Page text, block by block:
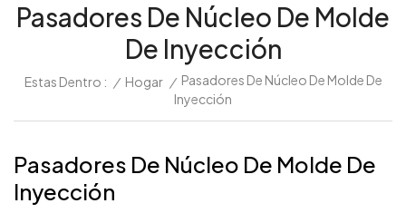
Pasadores De Núcleo De Molde
De Inyección
Estas Dentro : / Hogar / Pasadores De Núcleo De Molde De
Inyección
Pasadores De Núcleo De Molde De
Inyección